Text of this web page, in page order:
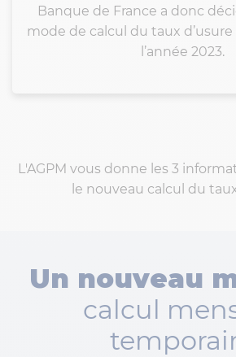
Banque de France a donc
mode de calcul du taux
l’année 2023.
L'AGPM vous donne les 3
le nouveau calcul du
Un nouveau
calcul